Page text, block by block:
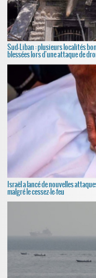
Sud-Liban : plusieurs localités
blessées lors d'une attaque de
Israël a lancé de nouvelles
malgré le cessez-le-feu